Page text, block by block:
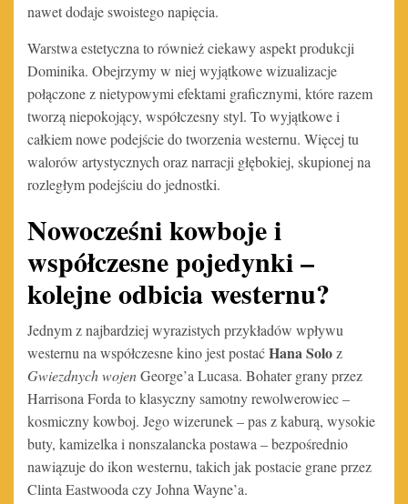
nawet dodaje swoistego napięcia.
Warstwa estetyczna to również ciekawy aspekt produkcji
Dominika. Obejrzymy w niej wyjątkowe wizualizacje
połączone z nietypowymi efektami graficznymi, które razem
tworzą niepokojący, współczesny styl. To wyjątkowe i
całkiem nowe podejście do tworzenia westernu. Więcej tu
walorów artystycznych oraz narracji głębokiej, skupionej na
rozległym podejściu do jednostki.
Nowocześni kowboje i
współczesne pojedynki –
kolejne odbicia westernu?
Jednym z najbardziej wyrazistych przykładów wpływu
westernu na współczesne kino jest postaćHana Soloz
Gwiezdnych wojenGeorge’a Lucasa. Bohater grany przez
Harrisona Forda to klasyczny samotny rewolwerowiec –
kosmiczny kowboj. Jego wizerunek – pas z kaburą, wysokie
buty, kamizelka i nonszalancka postawa – bezpośrednio
nawiązuje do ikon westernu, takich jak postacie grane przez
Clinta Eastwooda czy Johna Wayne’a.